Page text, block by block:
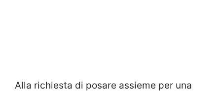
Alla richiesta di posare assieme per una